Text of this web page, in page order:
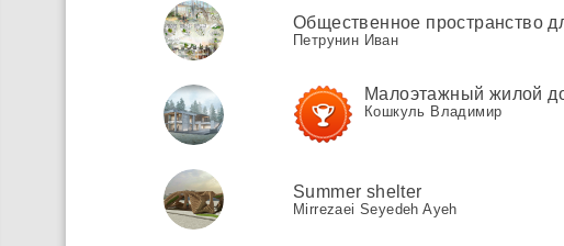
Общественное пространство
Петрунин Иван
Малоэтажный жилой
Кошкуль Владимир
Summer shelter
Mirrezaei Seyedeh Ayeh